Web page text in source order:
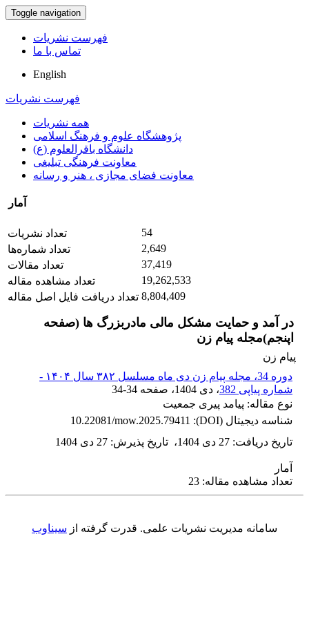
Toggle navigation
فهرست نشریات
تماس با ما
English
فهرست نشریات
همه نشریات
پژوهشگاه علوم و فرهنگ اسلامی
دانشگاه باقرالعلوم (ع)
معاونت فرهنگی تبلیغی
معاونت فضای مجازی ، هنر و رسانه
آمار
تعداد نشریات
54
تعداد شماره‌ها
2,649
تعداد مقالات
37,419
تعداد مشاهده مقاله
19,262,533
تعداد دریافت فایل اصل مقاله 8,804,409
در آمد و حمایت مشکل مالی مادربزرگ ها (صفحه
اپنجم)مجله پیام زن
پیام زن
دوره 34، مجله پیام زن دی ماه مسلسل ۳۸۲ سال ۱۴۰۴ -
شماره پیاپی 382
، دی 1404 ، صفحه 34-34
نوع مقاله: پیامد پیری جمعیت
شناسه دیجیتال (DOI):
10.22081/mow.2025.79411
تاریخ دریافت: 27 دی 1404 ، تاریخ پذیرش: 27 دی 1404
آمار
تعداد مشاهده مقاله: 23
سامانه مدیریت نشریات علمی. قدرت گرفته از سیناوب